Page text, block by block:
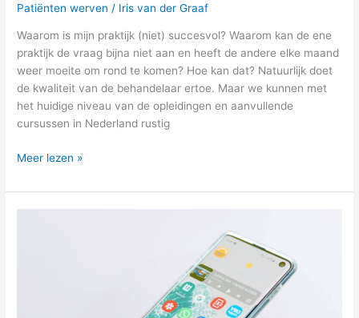
Patiënten werven / Iris van der Graaf
Waarom is mijn praktijk (niet) succesvol? Waarom kan de ene
praktijk de vraag bijna niet aan en heeft de andere elke maand
weer moeite om rond te komen? Hoe kan dat? Natuurlijk doet
de kwaliteit van de behandelaar ertoe. Maar we kunnen met
het huidige niveau van de opleidingen en aanvullende
cursussen in Nederland rustig
Meer lezen »